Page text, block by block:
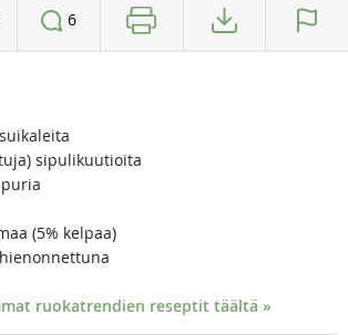
6
sipulikuutioita
(5% kelpaa)
ruokatrendien reseptit täältä »